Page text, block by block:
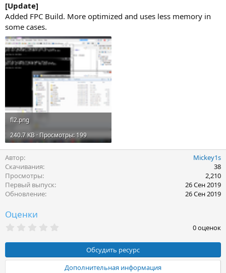
[Update]
Added FPC Build. More optimized and uses less memory in
some cases.
fl2.png
240.7 KB · Просмотры: 199
Автор
Mickey1s
Скачивания
38
Просмотры
2,210
Первый выпуск
26 Сен 2019
Обновление
26 Сен 2019
Оценки
0
з
в
0 оценок
Обсудить ресурс
Дополнительная информация